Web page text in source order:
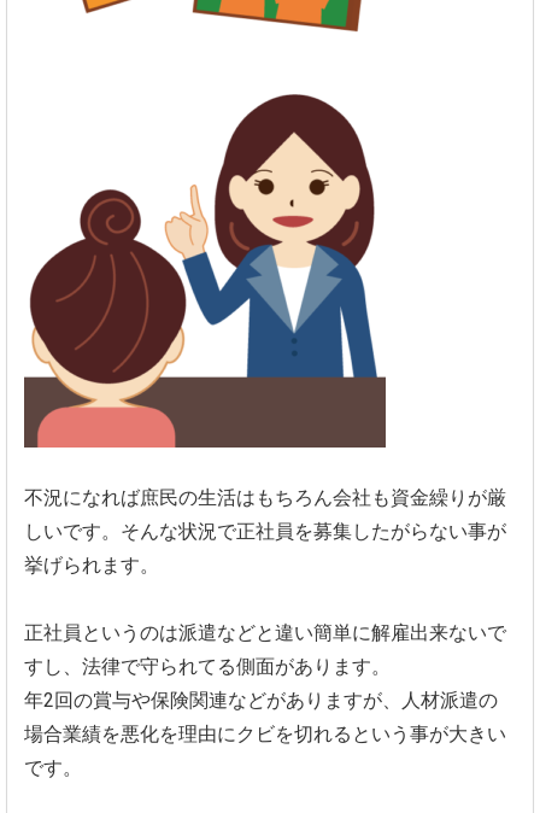
不況になれば庶民の生活はもちろん会社も資金繰りが厳
しいです。そんな状況で正社員を募集したがらない事が
挙げられます。
正社員というのは派遣などと違い簡単に解雇出来ないで
すし、法律で守られてる側面があります。
年2回の賞与や保険関連などがありますが、人材派遣の
場合業績を悪化を理由にクビを切れるという事が大きい
です。